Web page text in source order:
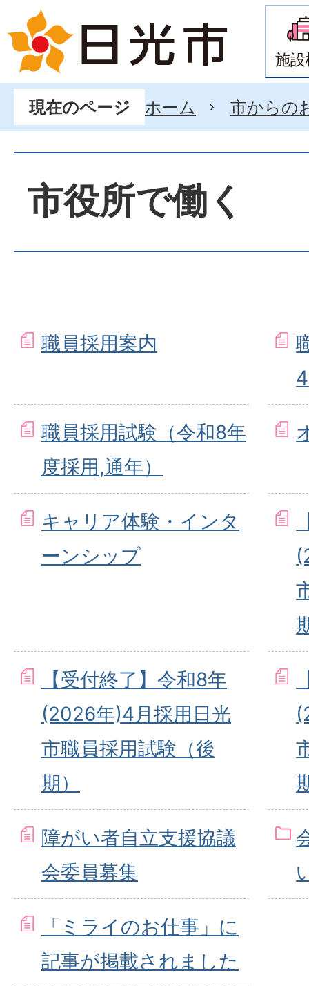
施
現在のページ ホーム 市からの
市役所で働く
職員採用案内
職員採用試験（令和8年
度採用,通年）
キャリア体験・インタ
ーンシップ
【受付終了】令和8年
(2026年)4月採用日光
市職員採用試験（後
期）
障がい者自立支援協議
会委員募集
「ミライのお仕事」に
記事が掲載されました